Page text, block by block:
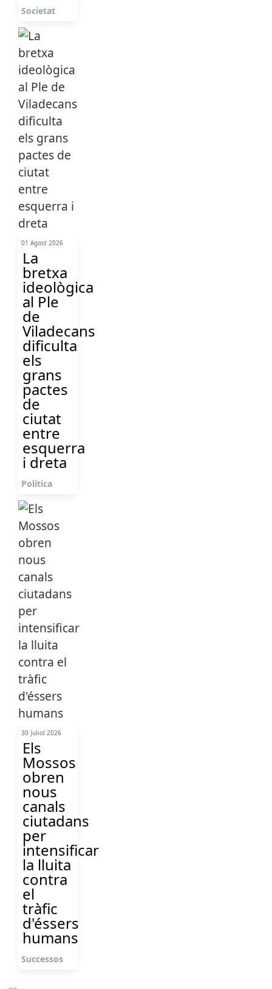
Societat
01 Agost 2026
La
bretxa
ideològica
al Ple
de
Viladecans
dificulta
els
grans
pactes
de
ciutat
entre
esquerra
i dreta
Política
30 Juliol 2026
Els
Mossos
obren
nous
canals
ciutadans
per
intensificar
la lluita
contra
el
tràfic
d'éssers
humans
Successos